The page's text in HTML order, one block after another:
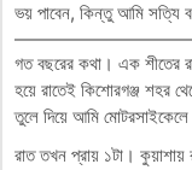
ভয় পাবেন, কিন্তু আমি সত্যি
গত বছরের কথা। এক শীতের
হয়ে রাতেই কিশোরগঞ্জ শহর
তুলে দিয়ে আমি
রাত তখন প্রায় ১টা। কুয়াশায়